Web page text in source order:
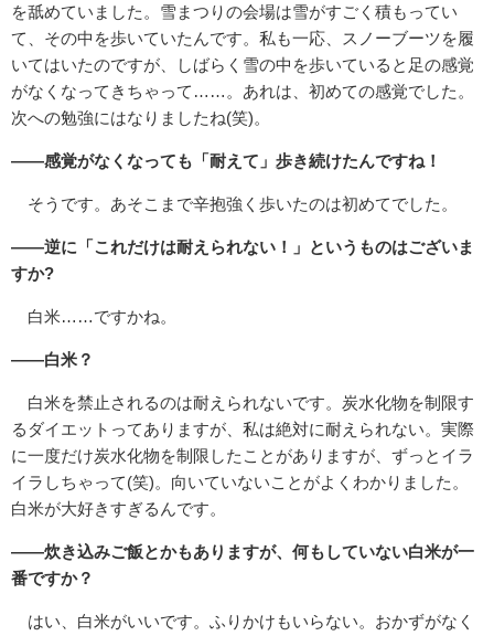
を舐めていました。雪まつりの会場は雪がすごく積もってい
て、その中を歩いていたんです。私も一応、スノーブーツを履
いてはいたのですが、しばらく雪の中を歩いていると足の感覚
がなくなってきちゃって……。あれは、初めての感覚でした。
次への勉強にはなりましたね(笑)。
――感覚がなくなっても「耐えて」歩き続けたんですね！
そうです。あそこまで辛抱強く歩いたのは初めてでした。
――逆に「これだけは耐えられない！」というものはございま
すか?
白米……ですかね。
――白米？
白米を禁止されるのは耐えられないです。炭水化物を制限す
るダイエットってありますが、私は絶対に耐えられない。実際
に一度だけ炭水化物を制限したことがありますが、ずっとイラ
イラしちゃって(笑)。向いていないことがよくわかりました。
白米が大好きすぎるんです。
――炊き込みご飯とかもありますが、何もしていない白米が一
番ですか？
はい、白米がいいです。ふりかけもいらない。おかずがなく